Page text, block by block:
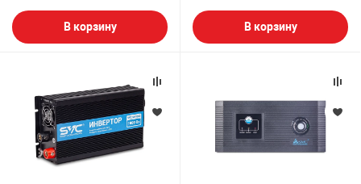
CARD RIDER
В корзину В корзину